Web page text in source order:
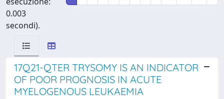
0.003
secondi).
17Q21-QTER TRYSOMY IS AN INDICATOR
OF POOR PROGNOSIS IN ACUTE
MYELOGENOUS LEUKAEMIA